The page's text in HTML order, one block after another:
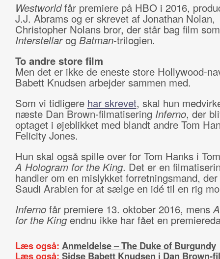
Westworldfår premiere på HBO i 2016,
J.J. Abrams og er skrevet af Jonathan Nolan,
Christopher Nolans bror, der står bag film
Interstellarog Batman-trilogien.
To andre store film
Men det er ikke de eneste store Hollywood-
Babett Knudsen arbejder sammen med.
Som vi tidligere har skrevet, skal hun
næste Dan Brown-filmatisering Inferno, der
optaget i øjeblikket med blandt andre Tom
Felicity Jones.
Hun skal også spille over for Tom Hanks i
A Hologram for the King. Det er en
handler om en mislykket forretningsmand,
Saudi Arabien for at sælge en idé til en rig
Infernofår premiere 13. oktober 2016, mens
for the Kingendnu ikke har fået en
Læs også: Anmeldelse – The Duke of Burgundy
Læs også: Sidse Babett Knudsen i Dan Brown-